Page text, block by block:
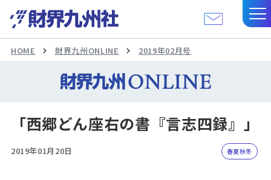
HOME 財界九州ONLINE 2019年02月号
「西郷どん座右の書『言志四録』」
2019年01月20日 春夏秋冬